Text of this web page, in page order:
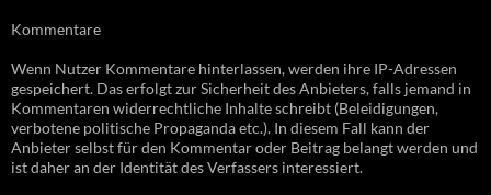
Kommentare
Wenn Nutzer Kommentare hinterlassen, werden ihre IP-Adressen
gespeichert. Das erfolgt zur Sicherheit des Anbieters, falls jemand in
Kommentaren widerrechtliche Inhalte schreibt (Beleidigungen,
verbotene politische Propaganda etc.). In diesem Fall kann der
Anbieter selbst für den Kommentar oder Beitrag belangt werden und
ist daher an der Identität des Verfassers interessiert.